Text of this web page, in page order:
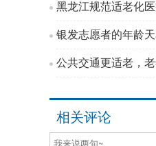
黑龙江规范适老化
银发志愿者的年龄
公共交通更适老，
相关评论